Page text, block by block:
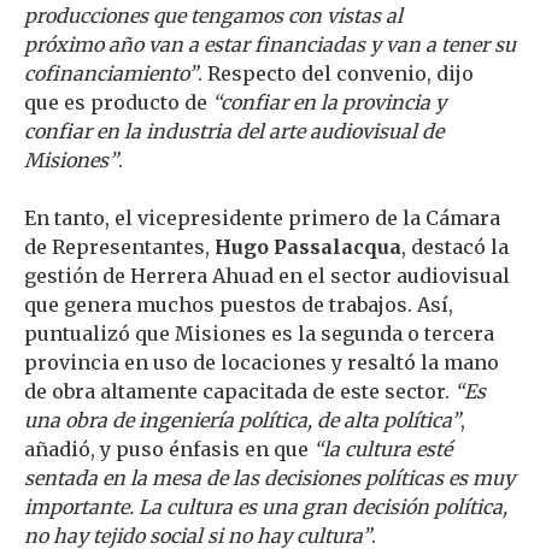
producciones que tengamos con vistas al
próximo año van a estar financiadas y van a tener su
cofinanciamiento”. Respecto del convenio, dijo
que es producto de “confiar en la provincia y
confiar en la industria del arte audiovisual de
Misiones”.
En tanto, el vicepresidente primero de la Cámara
de Representantes, Hugo Passalacqua, destacó la
gestión de Herrera Ahuad en el sector audiovisual
que genera muchos puestos de trabajos. Así,
puntualizó que Misiones es la segunda o tercera
provincia en uso de locaciones y resaltó la mano
de obra altamente capacitada de este sector. “Es
una obra de ingeniería política, de alta política”,
añadió, y puso énfasis en que “la cultura esté
sentada en la mesa de las decisiones políticas es muy
importante. La cultura es una gran decisión política,
no hay tejido social si no hay cultura”.